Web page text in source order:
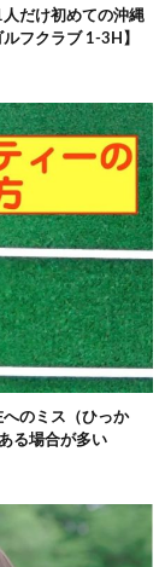
だけ初めての沖縄
フクラブ 1-3H】
のミス（ひっか
る場合が多い